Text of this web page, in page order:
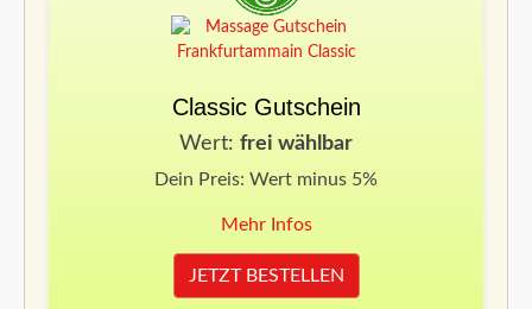
Classic Gutschein
Wert: frei wählbar
Dein Preis: Wert minus 5%
Mehr Infos
JETZT BESTELLEN